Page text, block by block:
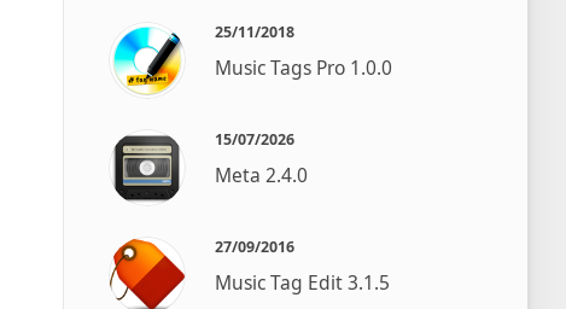
25/11/2018
Music Tags Pro 1.0.0
15/07/2026
Meta 2.4.0
27/09/2016
Music Tag Edit 3.1.5